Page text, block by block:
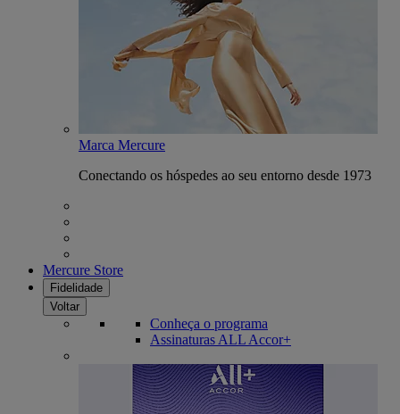
Marca Mercure
Conectando os hóspedes ao seu entorno desde 1973
Mercure Store
Fidelidade
Voltar
Conheça o programa
Assinaturas ALL Accor+